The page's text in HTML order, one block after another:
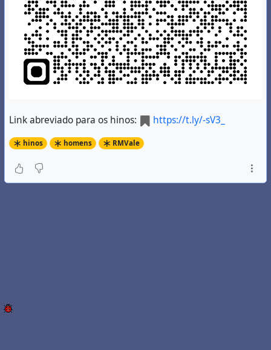
Link abreviado para os hinos: https://t.ly/-sV3_
hinos homens RMVale